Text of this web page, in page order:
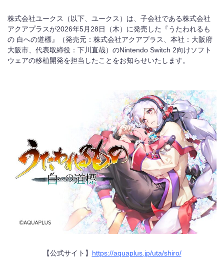
受託開発事業
リクルート情報
株式会社ユークス（以下、ユークス）は、子会社である株式会社
アクアプラスが2026年5月 28日（木）に発売した『うたわれるも
の 白への道標』（発売元：株式会社アクアプラス、本社：大阪府
大阪市、代表取締役：下川直哉）のNintendo Switch 2向けソフト
ウェアの移植開発を担当したことをお知らせいたします。
【公式サイト】 https://aquaplus.jp/uta/shiro/